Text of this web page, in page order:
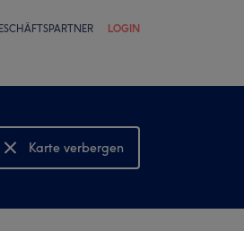
LOGIN
Karte verbergen
Karte anzeigen